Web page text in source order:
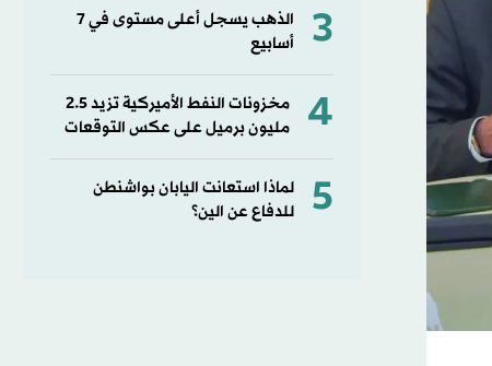
3
الذهب يسجل أعلى مستوى في 7
أسابيع
4
مخزونات النفط الأميركية تزيد 2.5
مليون برميل على عكس التوقعات
5
لماذا استعانت اليابان بواشنطن
للدفاع عن الين؟